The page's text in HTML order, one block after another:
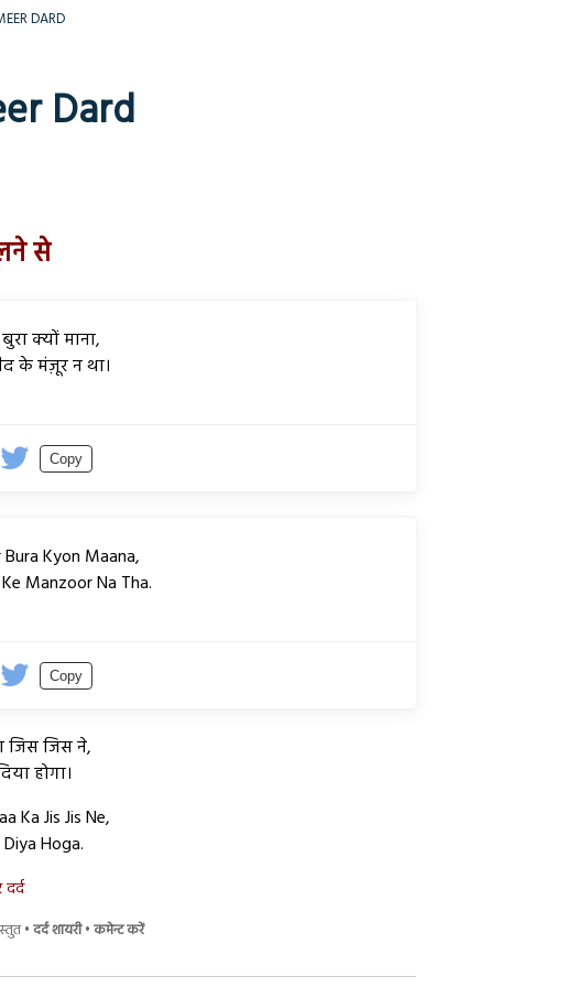
DARD
Dard
से
क्यों माना,
के मंज़ूर न था।
Copy
Kyon Maana,
Manzoor Na Tha.
Copy
जिसजिसने,
होगा।
Ka Jis Jis Ne,
Hoga.
•दर्द शायरी•कमेन्ट करें